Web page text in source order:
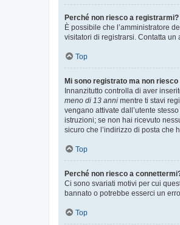
Perché non riesco a registrarmi?
È possibile che l’amministratore
visitatori di registrarsi. Contatta un
Top
Mi sono registrato ma non
Innanzitutto controlla di aver
meno di 13 anni mentre ti stavi
vengano attivate dall’utente
istruzioni; se non hai ricevuto
sicuro che l’indirizzo di posta che
Top
Perché non riesco a
Ci sono svariati motivi per cui
bannato o potrebbe esserci un
Top